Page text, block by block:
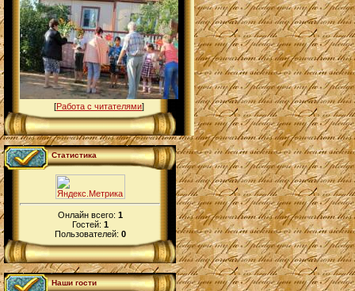
[Работа с читателями]
Статистика
Онлайн всего: 1
Гостей: 1
Пользователей: 0
Наши гости